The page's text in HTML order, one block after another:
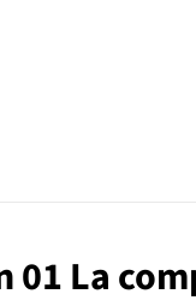
La